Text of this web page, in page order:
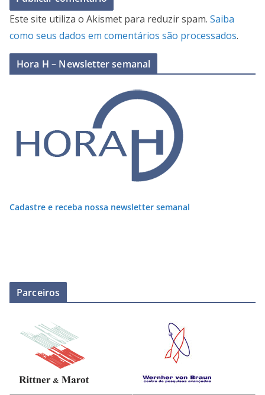
Este site utiliza o Akismet para reduzir spam. Saiba
como seus dados em comentários são processados.
Hora H – Newsletter semanal
Cadastre e receba nossa newsletter semanal
Parceiros